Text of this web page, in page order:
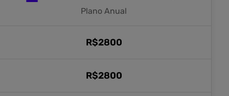
Plano Anual
R$2800
R$2800